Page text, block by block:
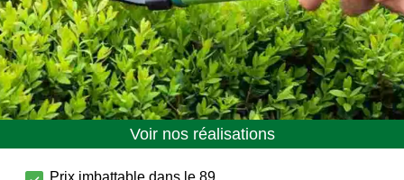
Voir nos réalisations
Prix imbattable dans le 89